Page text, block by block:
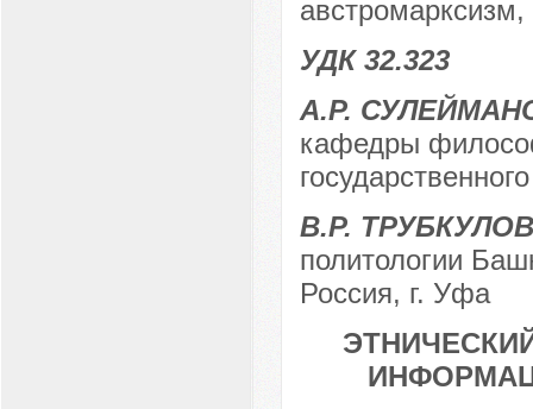
УДК 32.323
А.Р.
кафедры
В.Р.
политологии
Россия, г. Уфа